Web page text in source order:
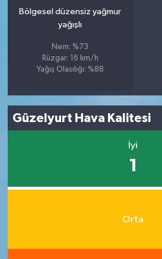
Bölgesel düzensiz yağmur
yağışlı
Nem: %73
Rüzgar: 16 km/h
Yağış Olasılığı: %88
Güzelyurt Hava Kalitesi
İyi
1
Orta